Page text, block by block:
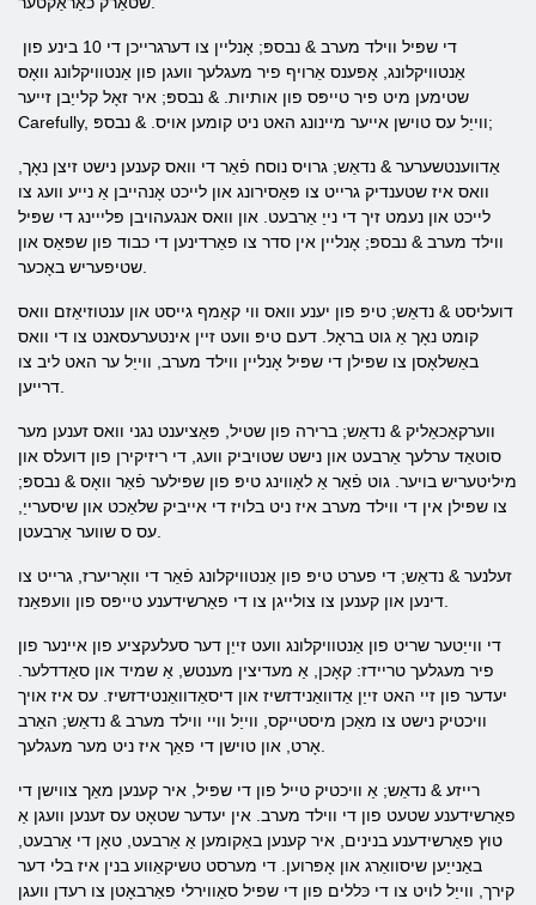
די שפּיל ווילד מערב & נבספּ; אָנליין צו דערגרייכן די 10 בינע פון ​​
אַנטוויקלונג, אָפּענס אַרויף פיר מעגלעך וועגן פון אַנטוויקלונג וואָס
שטימען מיט פיר טייפּס פון אותיות. & נבספּ; איר זאָל קלייַבן זייער
Carefully, ווייַל עס טוישן אייער מיינונג האט ניט קומען אויס. & נבספּ;
אַדווענטשערער & נדאַש; גרויס נוסח פֿאַר די וואס קענען נישט זיצן נאָך,
וואס איז שטענדיק גרייט צו פּאַסירונג און לייכט אָנהייבן אַ נייע וועג צו
לייכט און נעמט זיך די נייַ אַרבעט. און וואס אנגעהויבן פּלייינג די שפּיל
ווילד מערב & נבספּ; אָנליין אין סדר צו פאַרדינען די כבוד פון שפּאַס און
דועליסט & נדאַש; טיפּ פון יענע וואס ווי קאַמף גייסט און ענטוזיאַזם וואס
קומט נאָך אַ גוט בראָל. דעם טיפּ וועט זיין אינטערעסאנט צו די וואס
באַשלאָסן צו שפּילן די שפּיל אָנליין ווילד מערב, ווייַל ער האט ליב צו
ווערקאַכאַליק & נדאַש; ברירה פון שטיל, פּאַציענט נגני וואס זענען מער
סוטאַד ערלעך אַרבעט און נישט שטויביק וועג, די ריזיקירן פון דועלס און
מיליטעריש בויער. גוט פֿאַר אַ לאַווינג טיפּ פון שפּילער פֿאַר וואָס & נבספּ;
צו שפּילן אין די ווילד מערב איז ניט בלויז די אייביק שלאַכט און שיסערייַ,
זעלנער & נדאַש; די פערט טיפּ פון אַנטוויקלונג פֿאַר די וואָריערז, גרייט צו
די ווייַטער שריט פון אַנטוויקלונג וועט זייַן דער סעלעקציע פון ​​איינער פון
פיר מעגלעך טריידז: קאָכן, אַ מעדיצין מענטש, אַ שמיד און סאַדדלער.
יעדער פון זיי האט זייַן אַדוואַנידזשיז און דיסאַדוואַנטידזשיז. עס איז אויך
וויכטיק נישט צו מאַכן מיסטייקס, ווייַל וויי ווילד מערב & נדאַש; האַרב
רייזע & נדאַש; אַ וויכטיק טייל פון די שפּיל, איר קענען מאַך צווישן די
פאַרשידענע שטעט פון די ווילד מערב. אין יעדער שטאָט עס זענען וועגן אַ
טוץ פאַרשידענע בנינים, איר קענען באַקומען אַ אַרבעט, טאָן די אַרבעט,
באַנייַען שיסוואַרג און אָפּרוען. די מערסט טשיקאַווע בנין איז בלי דער
קירך, ווייַל לויט צו די כּללים פון די שפּיל סאַווירלי פאַרבאָטן צו רעדן וועגן